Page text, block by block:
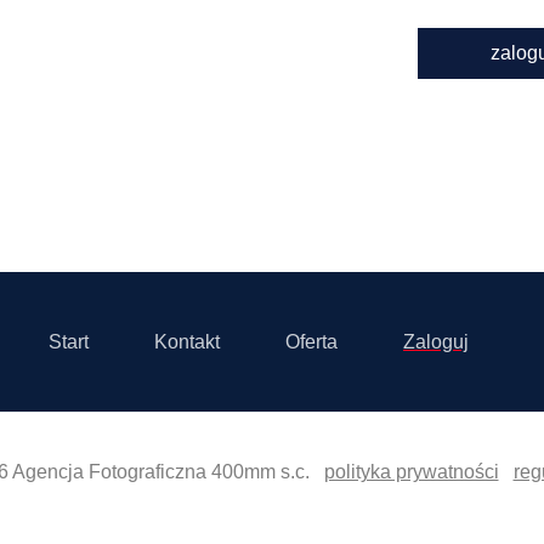
Start Kontakt Oferta Zaloguj
Agencja Fotograficzna 400mm s.c. polityka prywatności